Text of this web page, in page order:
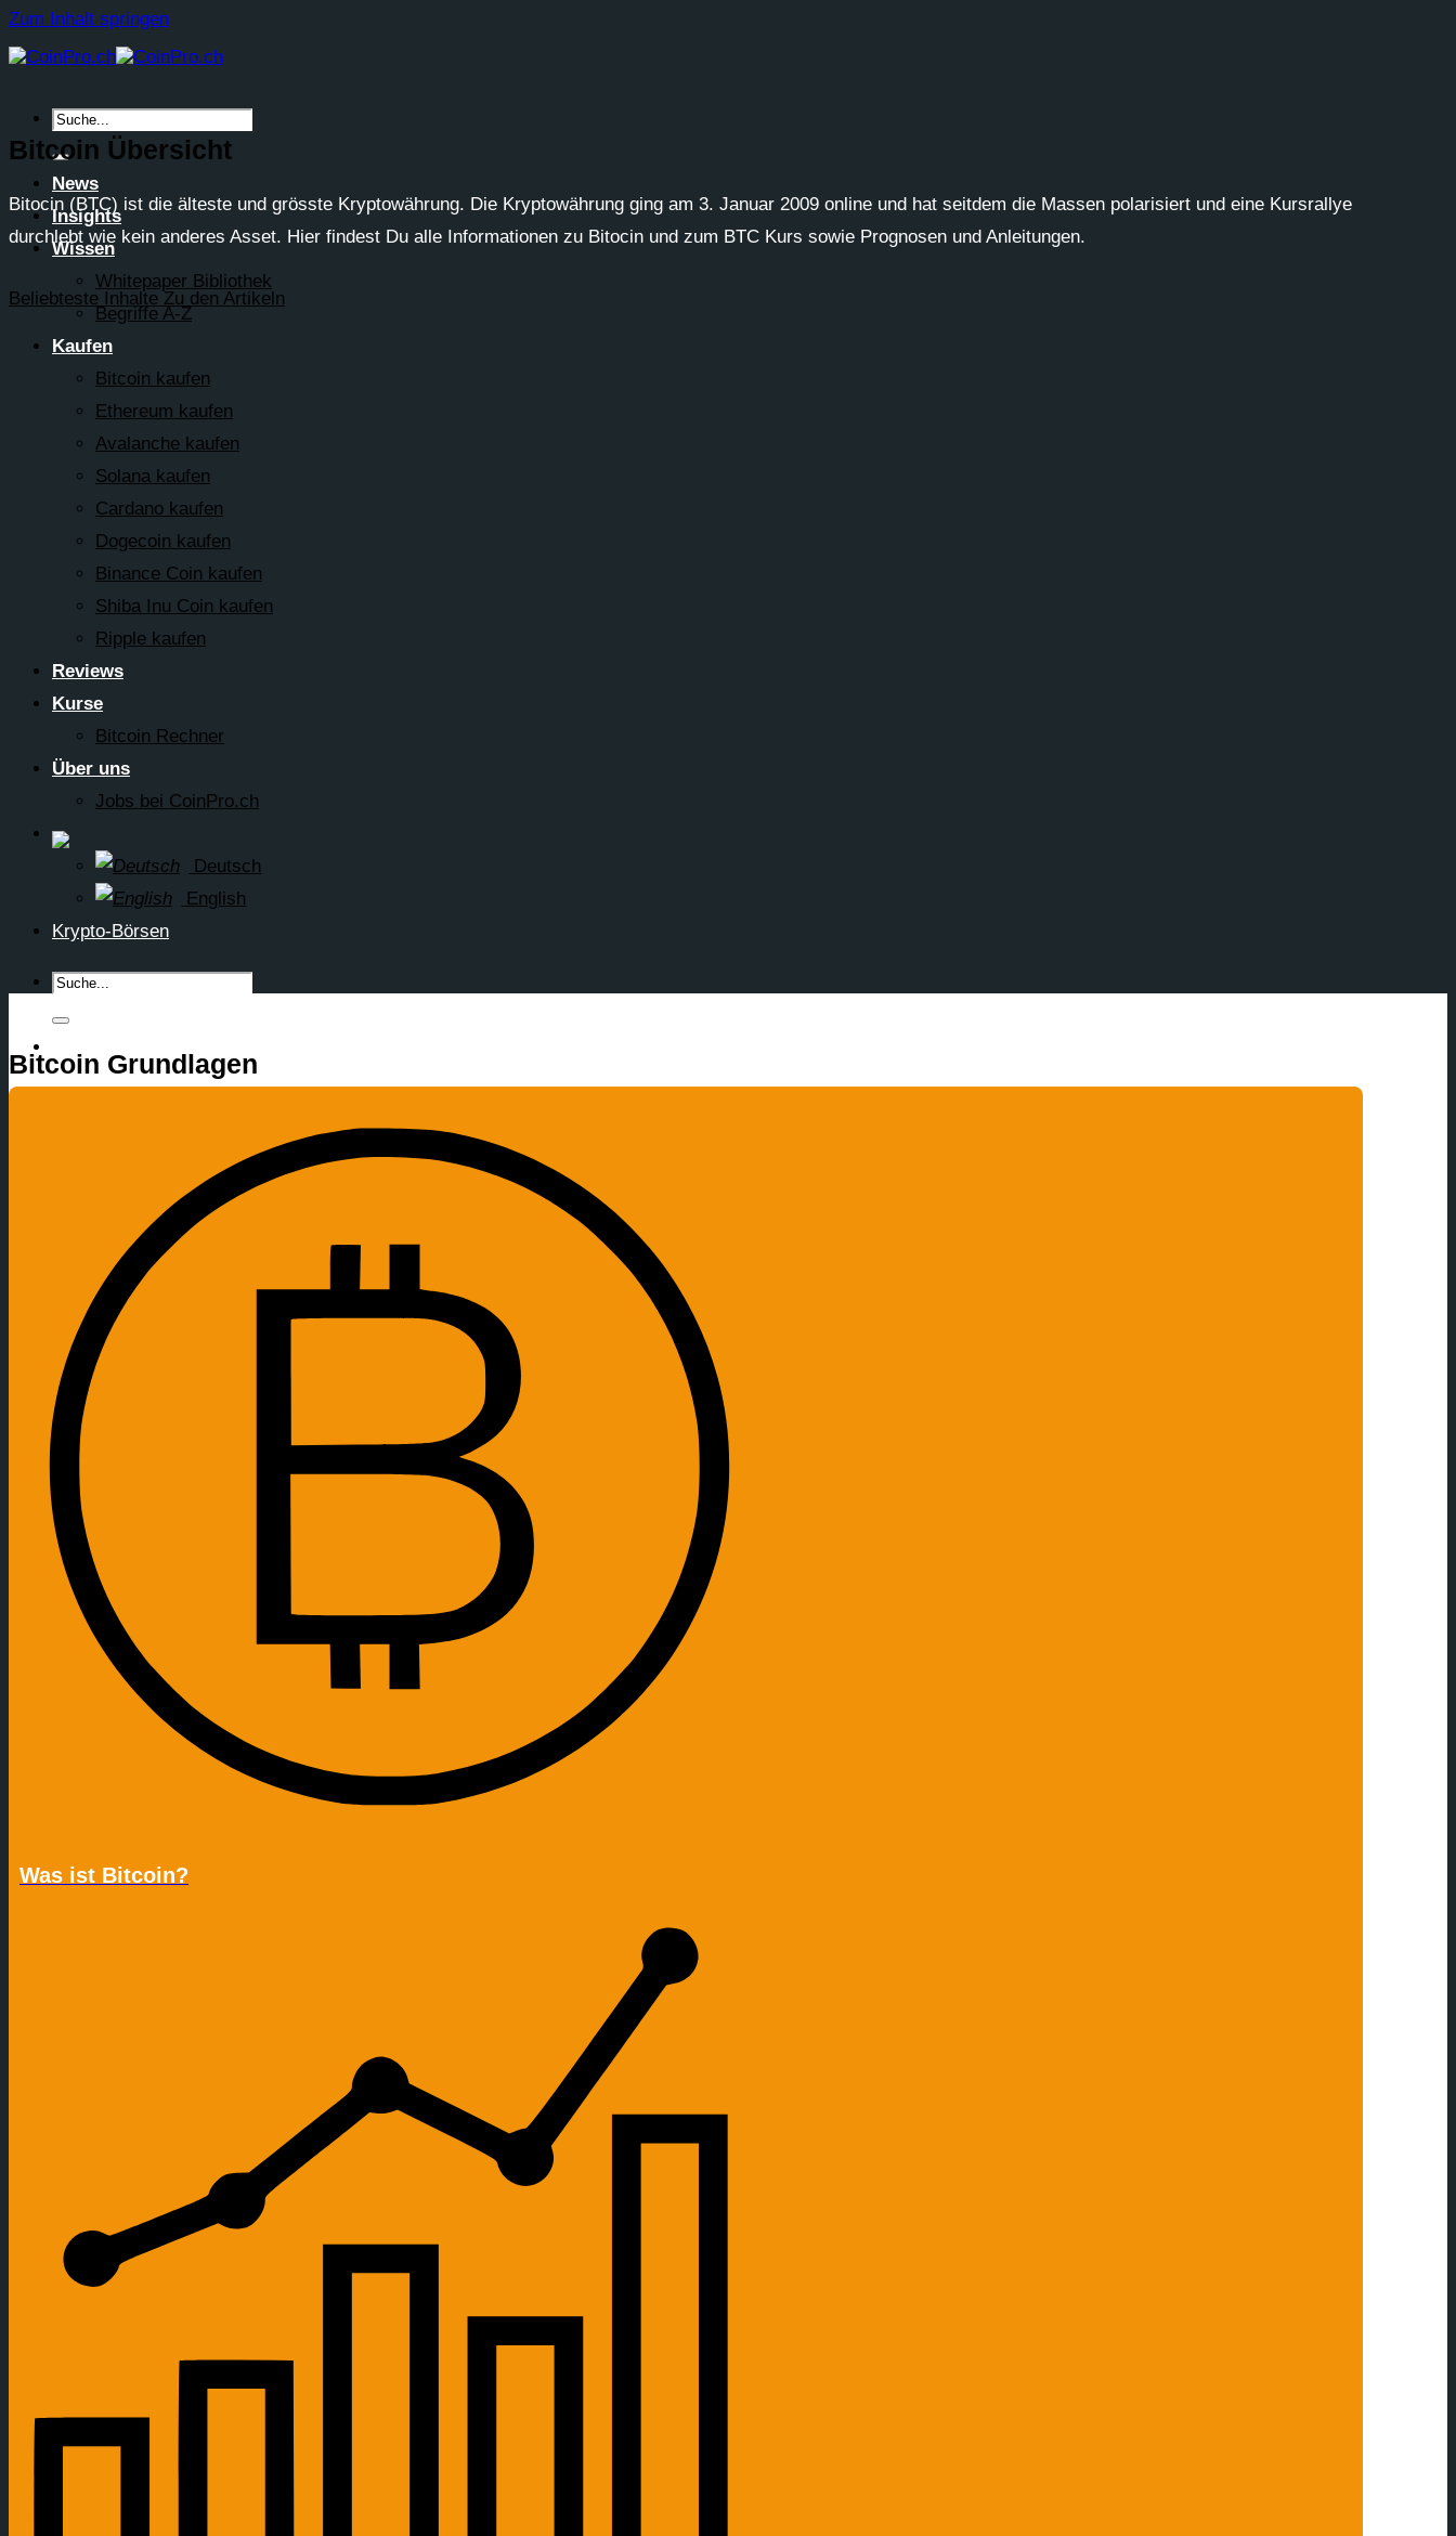
Zum Inhalt springen
News
Insights
Wissen
Whitepaper Bibliothek
Begriffe A-Z
Kaufen
Bitcoin kaufen
Ethereum kaufen
Avalanche kaufen
Solana kaufen
Cardano kaufen
Dogecoin kaufen
Binance Coin kaufen
Shiba Inu Coin kaufen
Ripple kaufen
Reviews
Kurse
Bitcoin Rechner
Über uns
Jobs bei CoinPro.ch
Deutsch
English
Krypto-Börsen
Bitcoin Übersicht
Bitocin (BTC) ist die älteste und grösste Kryptowährung. Die Kryptowährung ging am 3. Januar 2009 online und hat seitdem die Massen polarisiert und eine Kursrallye
durchlebt wie kein anderes Asset. Hier findest Du alle Informationen zu Bitocin und zum BTC Kurs sowie Prognosen und Anleitungen.
Beliebteste Inhalte Zu den Artikeln
Bitcoin Grundlagen
Was ist Bitcoin?